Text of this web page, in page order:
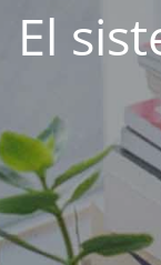
El